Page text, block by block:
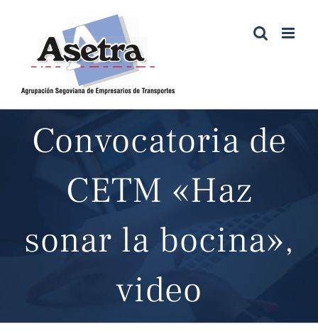
contenido
Convocatoria de
CETM «Haz
sonar la bocina»,
video